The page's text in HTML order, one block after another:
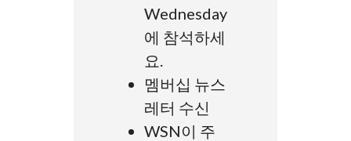
Wednesday
에 참석하세
요.
멤버십 뉴스
레터 수신
WSN이 주